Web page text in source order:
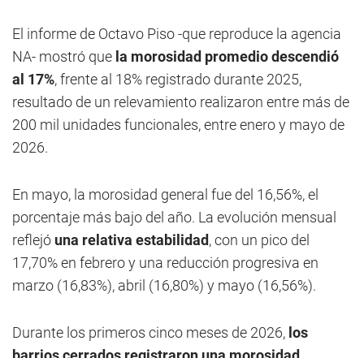
El informe de Octavo Piso -que reproduce la agencia
NA- mostró que la morosidad promedio descendió
al 17%, frente al 18% registrado durante 2025,
resultado de un relevamiento realizaron entre más de
200 mil unidades funcionales, entre enero y mayo de
2026.
En mayo, la morosidad general fue del 16,56%, el
porcentaje más bajo del año. La evolución mensual
reflejó una relativa estabilidad, con un pico del
17,70% en febrero y una reducción progresiva en
marzo (16,83%), abril (16,80%) y mayo (16,56%).
Durante los primeros cinco meses de 2026, los